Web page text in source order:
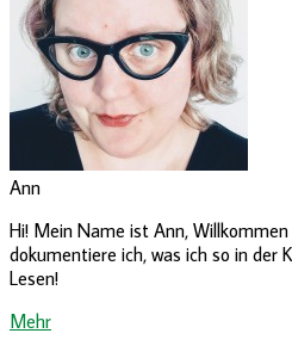
Ann
Hi! Mein Name ist Ann,
dokumentiere ich, was ich so in der
Lesen!
Mehr